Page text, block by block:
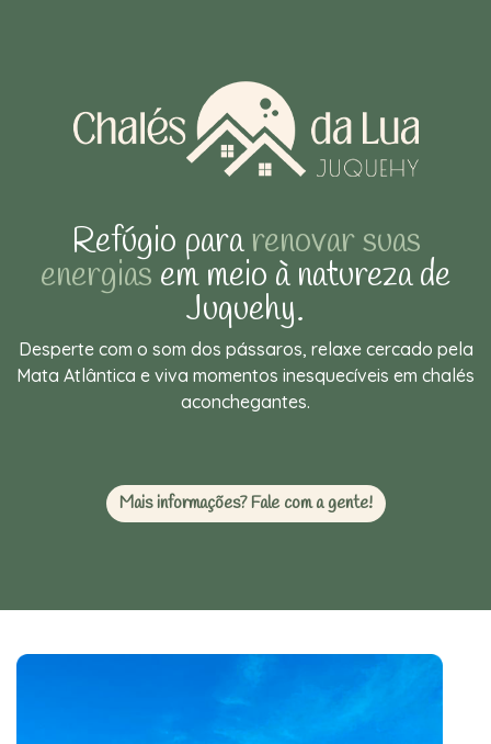
Refúgio pararenovar suas
energias em meio à natureza de
Juquehy.
Desperte com o som dos pássaros, relaxe cercado pela
Mata Atlântica e viva momentos inesquecíveis em chalés
aconchegantes.
Mais informações? Fale com a gente!